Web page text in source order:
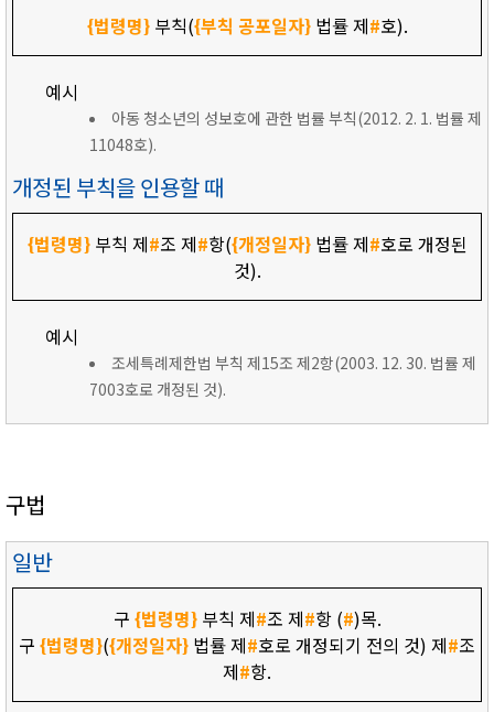
{법령명}부칙({부칙 공포일자}법률 제#호).
예시
아동 청소년의 성보호에 관한 법률 부칙(2012. 2. 1. 법률 제
11048호).
개정된 부칙을 인용할 때
{법령명}부칙 제#조 제#항({개정일자}법률 제#호로 개정된
것).
예시
조세특례제한법 부칙 제15조 제2항(2003. 12. 30. 법률 제
7003호로 개정된 것).
구법
일반
구 {법령명}부칙 제#조 제#항 (#)목.
구 {법령명}({개정일자} 법률 제#호로 개정되기 전의 것) 제#조
제#항.